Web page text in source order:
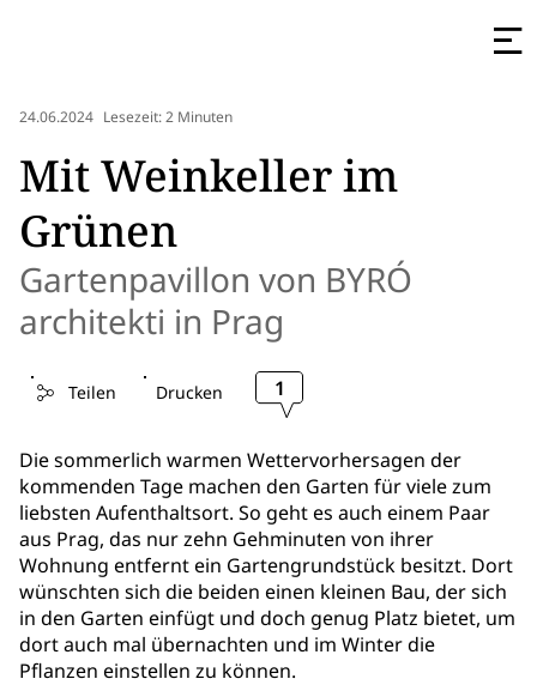
24.06.2024 Lesezeit: 2 Minuten
Mit Weinkeller im
Grünen
Gartenpavillon von BYRÓ
architekti in Prag
Teilen Drucken 1
Die sommerlich warmen Wettervorhersagen der
kommenden Tage machen den Garten für viele zum
liebsten Aufenthaltsort. So geht es auch einem Paar
aus Prag, das nur zehn Gehminuten von ihrer
Wohnung entfernt ein Gartengrundstück besitzt. Dort
wünschten sich die beiden einen kleinen Bau, der sich
in den Garten einfügt und doch genug Platz bietet, um
dort auch mal übernachten und im Winter die
Pflanzen einstellen zu können.